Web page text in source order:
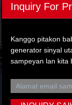
Inquiry For
Kanggo pitakon
generator sinyal
sampeyan lan kita